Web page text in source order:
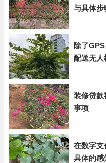
与具体步
除了
配送无人
装修贷款
事项
在数字支
具体的感